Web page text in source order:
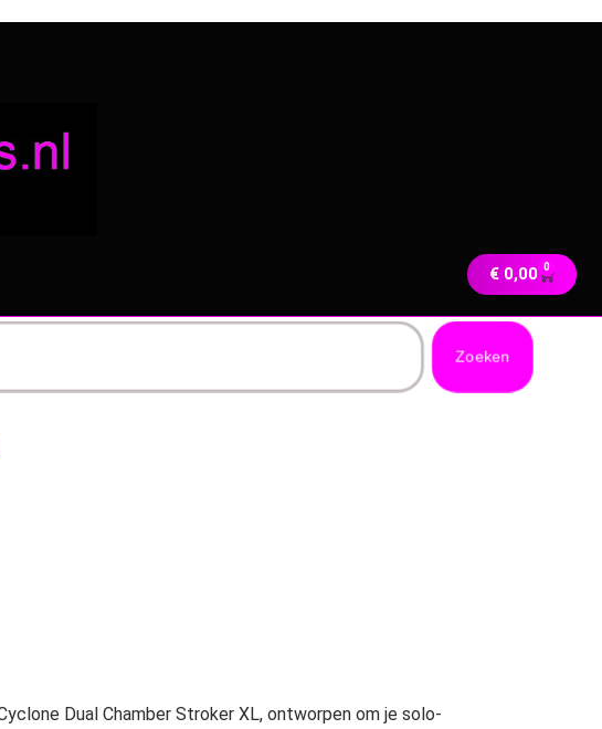
€0,00 0
Zoeken
Dual Chamber Stroker XL, ontworpen om je solo-